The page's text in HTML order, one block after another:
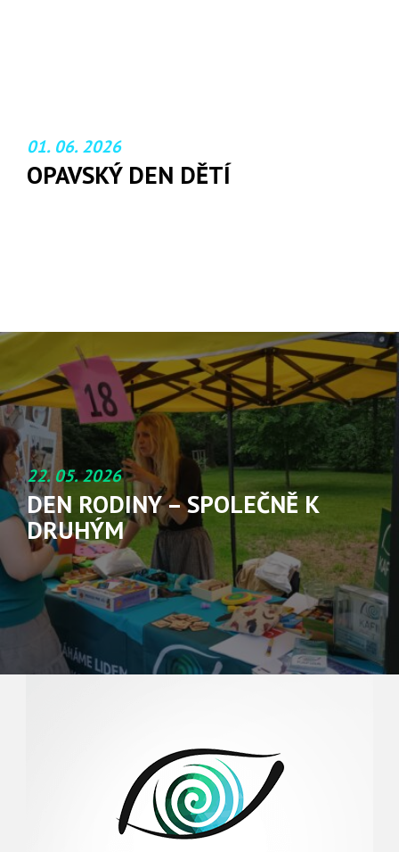
01. 06. 2026
OPAVSKÝ DEN DĚTÍ
22. 05. 2026
DEN RODINY – SPOLEČNĚ K
DRUHÝM